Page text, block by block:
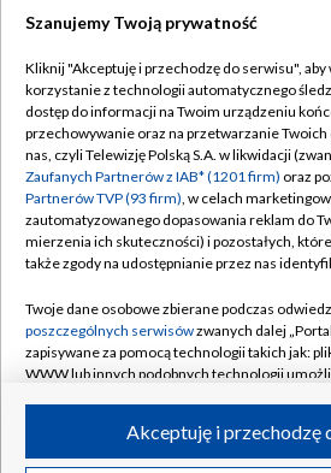
TVP
Abonament
Sklep TVP
Biuro
Oferta
Emisja w TVP
Rada
Ogłoszenia
Akademia
Regulamin
Polityka
Moje zgody
Biuro
Kanały
©2026 Telewizja Polska Spółka
Szanujemy Twoją prywatność
Kliknij "Akceptuję i przechodzę do serwisu", aby
korzystanie z technologii automatycznego
dostęp do informacji na Twoim urządzeniu
przechowywanie oraz na przetwarzanie
nas, czyli Telewizję Polską S.A. w likwidacji
Zaufanych Partnerów z IAB* (1201 firm) oraz
Partnerów TVP (93 firm), w celach
zautomatyzowanego dopasowania reklam do
mierzenia ich skuteczności) i pozostałych,
także zgody na udostępnianie przez nas
Twoje dane osobowe zbierane podczas
poszczególnych serwisówzwanych dalej
zapisywane za pomocą technologii takich jak:
WWW lub innych podobnych technologii
ruchu w Internecie.Akceptuję i przechodzę